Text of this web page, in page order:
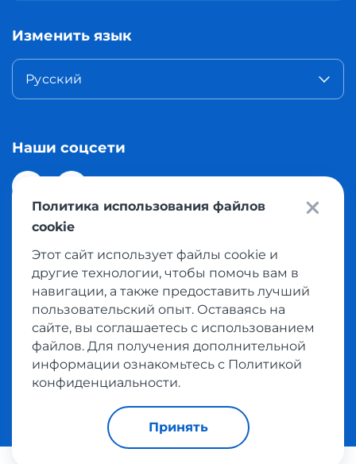
Изменить язык
Русский
Наши соцсети
© 2026 Meest Shopping доставка покупок с интернет
магазинов мира в Казахстан. Все права защищены
Политика конфиденциальности
Публичная оферта
Условия пользования сервисом выкупа товаров
Политика использования файлов
cookie
Этот сайт использует файлы cookie и
другие технологии, чтобы помочь вам в
навигации, а также предоставить лучший
пользовательский опыт. Оставаясь на
сайте, вы соглашаетесь с использованием
файлов. Для получения дополнительной
информации ознакомьтесь с Политикой
конфиденциальности.
Принять